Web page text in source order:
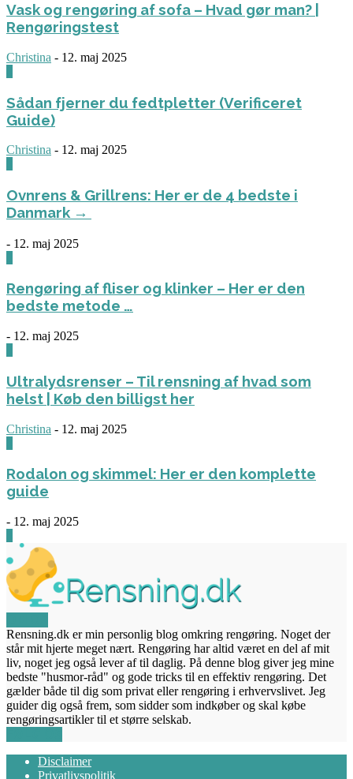
Vask og rengøring af sofa – Hvad gør man? |
Rengøringstest
Christina - 12. maj 2025
Sådan fjerner du fedtpletter (Verificeret
Guide)
Christina - 12. maj 2025
Ovnrens & Grillrens: Her er de 4 bedste i
Danmark →
- 12. maj 2025
Rengøring af fliser og klinker – Her er den
bedste metode …
- 12. maj 2025
Ultralydsrenser – Til rensning af hvad som
helst | Køb den billigst her
Christina - 12. maj 2025
Rodalon og skimmel: Her er den komplette
guide
- 12. maj 2025
Rensning.dk er min personlig blog omkring rengøring. Noget der
står mit hjerte meget nært. Rengøring har altid været en del af mit
liv, noget jeg også lever af til daglig. På denne blog giver jeg mine
bedste "husmor-råd" og gode tricks til en effektiv rengøring. Det
gælder både til dig som privat eller rengøring i erhvervslivet. Jeg
guider dig også frem, som sidder som indkøber og skal købe
rengøringsartikler til et større selskab.
Disclaimer
Privatlivspolitik